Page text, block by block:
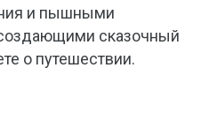
и пышными
сказочный
о путешествии.